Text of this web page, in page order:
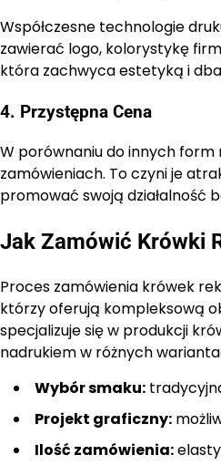
Współczesne technologie
zawierać logo, kolorystykę
która zachwyca estetyką i
4. Przystępna Cena
W porównaniu do innych form
zamówieniach. To czyni je
promować swoją działalność
Jak Zamówić Krówki
Proces zamówienia krówek
którzy oferują kompleksową
specjalizuje się w produkcji
nadrukiem w różnych
Wybór smaku:
Projekt graficzny:
Ilość zamówienia: